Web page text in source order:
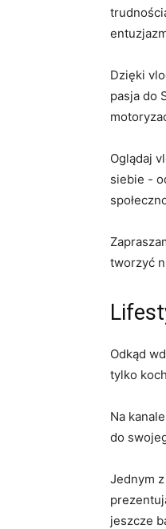
Dzięki
pasja do
Oglądaj
siebie ⁣-
tworzyć
Odkąd
tylko
Na
do
Jednym
jeszcze⁢